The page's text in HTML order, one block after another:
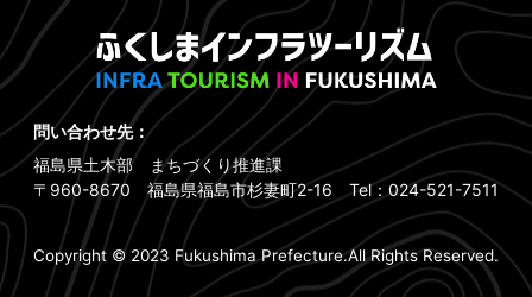
問い合わせ先：
福島県土木部 まちづくり推進課
〒960-8670 福島県福島市杉妻町2-16 Tel：024-521-7511
Copyright © 2023 Fukushima Prefecture.All Rights Reserved.